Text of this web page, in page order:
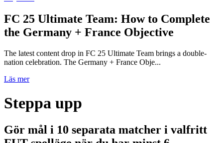
FC 25 Ultimate Team: How to Complete
the Germany + France Objective
The latest content drop in FC 25 Ultimate Team brings a double-
nation celebration. The Germany + France Obje...
Läs mer
Steppa upp
Gör mål i 10 separata matcher i valfritt